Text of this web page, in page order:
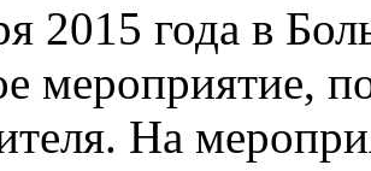
2015 года в
мероприятие,
На